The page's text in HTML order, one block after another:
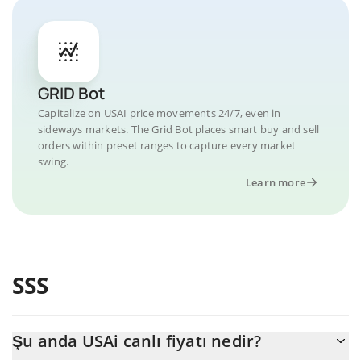
GRID Bot
Capitalize on USAI price movements 24/7, even in
sideways markets. The Grid Bot places smart buy and sell
orders within preset ranges to capture every market
swing.
Learn more
SSS
Şu anda USAi canlı fiyatı nedir?